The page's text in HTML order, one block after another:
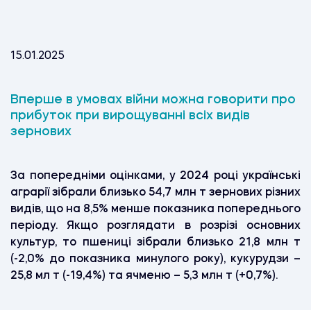
15.01.2025
Вперше в умовах війни можна говорити про
прибуток при вирощуванні всіх видів
зернових
За попередніми оцінками, у 2024 році українські
аграрії зібрали близько 54,7 млн т зернових різних
видів, що на 8,5% менше показника попереднього
періоду. Якщо розглядати в розрізі основних
культур, то пшениці зібрали близько 21,8 млн т
(-2,0% до показника минулого року), кукурудзи –
25,8 мл т (-19,4%) та ячменю – 5,3 млн т (+0,7%).